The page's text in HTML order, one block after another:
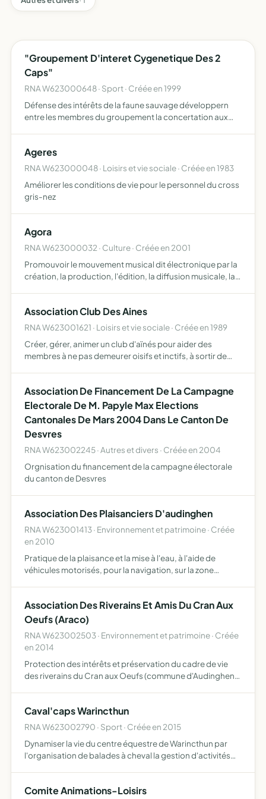
"Groupement D'interet Cygenetique Des 2
Caps"
RNA W623000648 · Sport · Créée en 1999
Défense des intérêts de la faune sauvage développern
entre les membres du groupement la concertation aux
Ageres
RNA W623000048 · Loisirs et vie sociale · Créée en 1983
Améliorer les conditions de vie pour le personnel du cross
gris-nez
Agora
RNA W623000032 · Culture · Créée en 2001
Promouvoir le mouvement musical dit électronique par la
création, la production, l'édition, la diffusion musicale, la
Association Club Des Aines
RNA W623001621 · Loisirs et vie sociale · Créée en 1989
Créer, gérer, animer un club d'aïnés pour aider des
membres à ne pas demeurer oisifs et inctifs, à sortir de
Association De Financement De La Campagne
Electorale De M. Papyle Max Elections
Cantonales De Mars 2004 Dans Le Canton De
Desvres
RNA W623002245 · Autres et divers · Créée en 2004
Orgnisation du financement de la campagne électorale
du canton de Desvres
Association Des Plaisanciers D'audinghen
RNA W623001413 · Environnement et patrimoine · Créée
en 2010
Pratique de la plaisance et la mise à l'eau, à l'aide de
véhicules motorisés, pour la navigation, sur la zone
Association Des Riverains Et Amis Du Cran Aux
Oeufs (Araco)
RNA W623002503 · Environnement et patrimoine · Créée
en 2014
Protection des intérêts et préservation du cadre de vie
des riverains du Cran aux Oeufs (commune d'Audinghen)
Caval'caps Warincthun
RNA W623002790 · Sport · Créée en 2015
Dynamiser la vie du centre équestre de Warincthun par
l'organisation de balades à cheval la gestion d'activités
colle…
Comite Animations-Loisirs